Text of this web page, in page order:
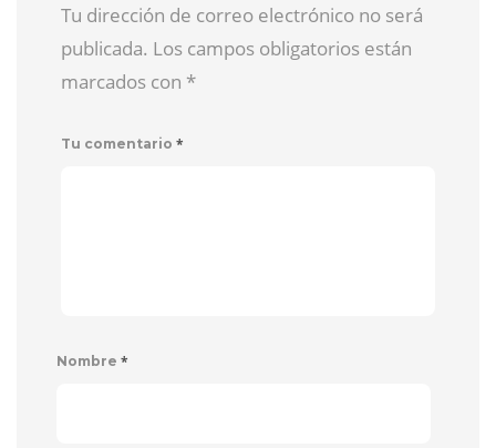
Tu dirección de correo electrónico no será
publicada. Los campos obligatorios están
marcados con *
Tu comentario *
Nombre *